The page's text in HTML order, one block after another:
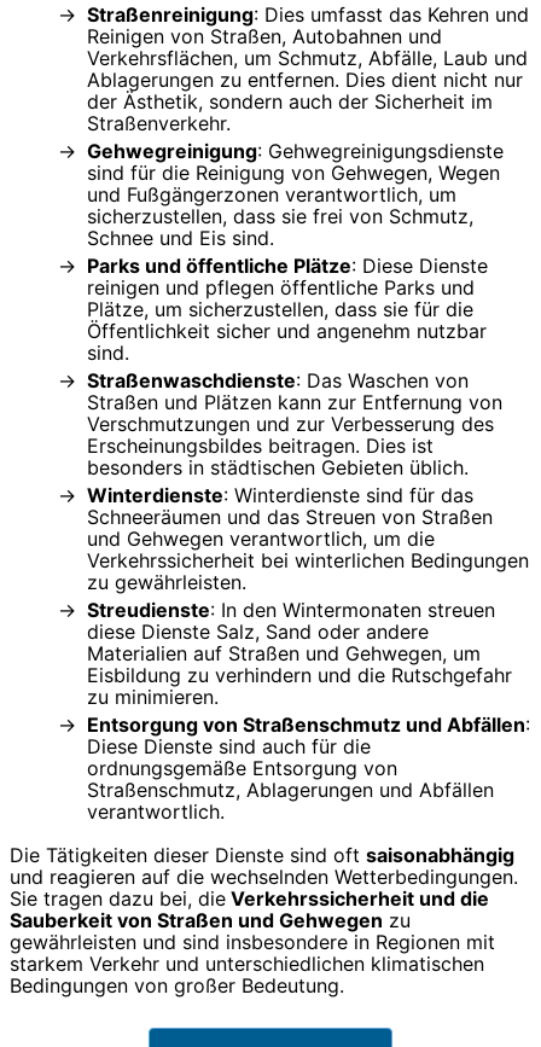
Straßenreinigung: Dies umfasst das Kehren und
Reinigen von Straßen, Autobahnen und
Verkehrsflächen, um Schmutz, Abfälle, Laub und
Ablagerungen zu entfernen. Dies dient nicht nur
der Ästhetik, sondern auch der Sicherheit im
Straßenverkehr.
Gehwegreinigung: Gehwegreinigungsdienste
sind für die Reinigung von Gehwegen, Wegen
und Fußgängerzonen verantwortlich, um
sicherzustellen, dass sie frei von Schmutz,
Schnee und Eis sind.
Parks und öffentliche Plätze: Diese Dienste
reinigen und pflegen öffentliche Parks und
Plätze, um sicherzustellen, dass sie für die
Öffentlichkeit sicher und angenehm nutzbar
sind.
Straßenwaschdienste: Das Waschen von
Straßen und Plätzen kann zur Entfernung von
Verschmutzungen und zur Verbesserung des
Erscheinungsbildes beitragen. Dies ist
besonders in städtischen Gebieten üblich.
Winterdienste: Winterdienste sind für das
Schneeräumen und das Streuen von Straßen
und Gehwegen verantwortlich, um die
Verkehrssicherheit bei winterlichen Bedingungen
zu gewährleisten.
Streudienste: In den Wintermonaten streuen
diese Dienste Salz, Sand oder andere
Materialien auf Straßen und Gehwegen, um
Eisbildung zu verhindern und die Rutschgefahr
zu minimieren.
Entsorgung von Straßenschmutz und Abfällen:
Diese Dienste sind auch für die
ordnungsgemäße Entsorgung von
Straßenschmutz, Ablagerungen und Abfällen
verantwortlich.
Die Tätigkeiten dieser Dienste sind oft saisonabhängig
und reagieren auf die wechselnden Wetterbedingungen.
Sie tragen dazu bei, die Verkehrssicherheit und die
Sauberkeit von Straßen und Gehwegen zu
gewährleisten und sind insbesondere in Regionen mit
starkem Verkehr und unterschiedlichen klimatischen
Bedingungen von großer Bedeutung.